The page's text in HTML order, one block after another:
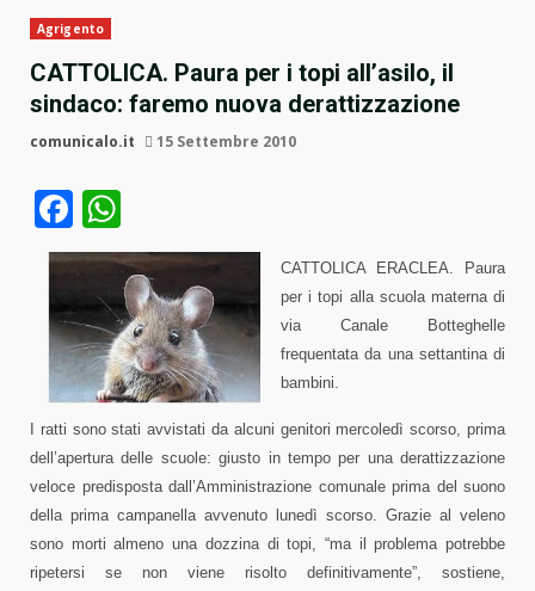
Agrigento
CATTOLICA. Paura per i topi all’asilo, il
sindaco: faremo nuova derattizzazione
comunicalo.it 15 Settembre 2010
Facebook
CATTOLICA ERACLEA. Paura
per i topi alla scuola materna di
via Canale Botteghelle
frequentata da una settantina di
bambini.
I ratti sono stati avvistati da alcuni genitori mercoledì scorso, prima
dell’apertura delle scuole: giusto in tempo per una derattizzazione
veloce predisposta dall’Amministrazione comunale prima del suono
della prima campanella avvenuto lunedì scorso. Grazie al veleno
sono morti almeno una dozzina di topi, “ma il problema potrebbe
ripetersi se non viene risolto definitivamente”, sostiene,